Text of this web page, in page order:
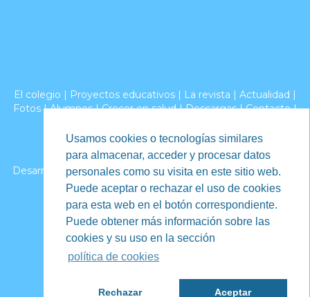
Usamos cookies o tecnologías similares
para almacenar, acceder y procesar datos
personales como su visita en este sitio web.
Puede aceptar o rechazar el uso de cookies
para esta web en el botón correspondiente.
Puede obtener más información sobre las
cookies y su uso en la sección
política de cookies
Rechazar Aceptar
El colegio Proyectos educativos La revista Actualidad
Fotos |Alumnos|Crecer en salud|Descargas|Contacto|
2026 - Colegio Apóstol San Pablo. Burgos
Desarrollo web por iCREATIVOS,diseño de páginas web en
Burgos